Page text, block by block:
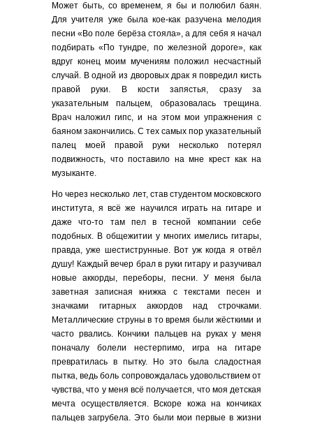
Может быть, со временем, я бы и полюбил баян.
Для учителя уже была кое-как разучена мелодия
песни «Во поле берёза стояла», а для себя я начал
подбирать «По тундре, по железной дороге», как
вдруг конец моим мучениям положил несчастный
случай. В одной из дворовых драк я повредил кисть
правой руки. В кости запястья, сразу за
указательным пальцем, образовалась трещина.
Врач наложил гипс, и на этом мои упражнения с
баяном закончились. С тех самых пор указательный
палец моей правой руки несколько потерял
подвижность, что поставило на мне крест как на
музыканте.
Но через несколько лет, став студентом московского
института, я всё же научился играть на гитаре и
даже что-то там пел в тесной компании себе
подобных. В общежитии у многих имелись гитары,
правда, уже шестиструнные. Вот уж когда я отвёл
душу! Каждый вечер брал в руки гитару и разучивал
новые аккорды, переборы, песни. У меня была
заветная записная книжка с текстами песен и
значками гитарных аккордов над строчками.
Металлические струны в то время были жёсткими и
часто рвались. Кончики пальцев на руках у меня
поначалу болели нестерпимо, игра на гитаре
превратилась в пытку. Но это была сладостная
пытка, ведь боль сопровождалась удовольствием от
чувства, что у меня всё получается, что моя детская
мечта осуществляется. Вскоре кожа на кончиках
пальцев загрубела. Это были мои первые в жизни